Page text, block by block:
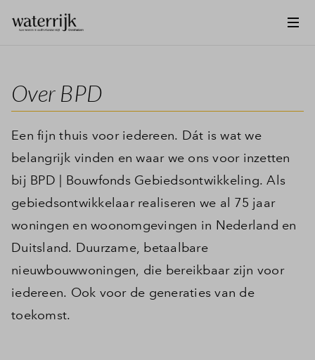
Over BPD
Een fijn thuis voor iedereen. Dát is wat we
belangrijk vinden en waar we ons voor inzetten
bij BPD | Bouwfonds Gebiedsontwikkeling. Als
gebiedsontwikkelaar realiseren we al 75 jaar
woningen en woonomgevingen in Nederland en
Duitsland. Duurzame, betaalbare
nieuwbouwwoningen, die bereikbaar zijn voor
iedereen. Ook voor de generaties van de
toekomst.